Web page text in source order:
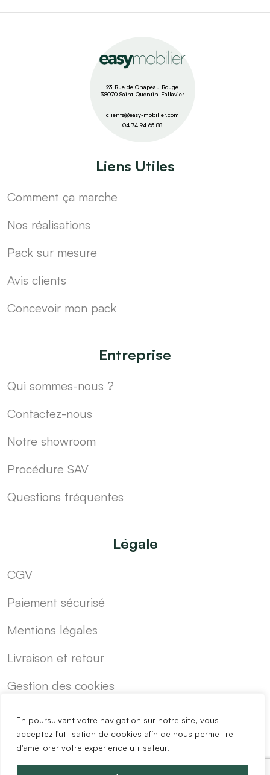
En poursuivant votre navigation sur notre site, vous
acceptez l'utilisation de cookies afin de nous permettre
d'améliorer votre expérience utilisateur.
23 Rue de Chapeau Rouge
38070 Saint-Quentin-Fallavier
clients@easy-mobilier.com
04 74 94 65 88
Liens Utiles
Comment ça marche
Nos réalisations
Pack sur mesure
Avis clients
Concevoir mon pack
Entreprise
Qui sommes-nous ?
Contactez-nous
Notre showroom
Procédure SAV
Questions fréquentes
Légale
CGV
Paiement sécurisé
Mentions légales
Livraison et retour
Gestion des cookies
-